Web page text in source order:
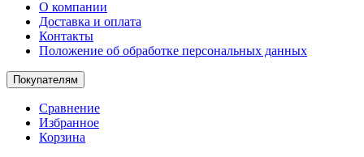
О компании
Доставка и оплата
Контакты
Положение об обработке персональных данных
Покупателям
Сравнение
Избранное
Корзина